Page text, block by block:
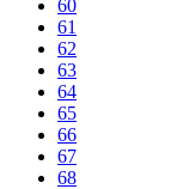
60
61
62
63
64
65
66
67
68